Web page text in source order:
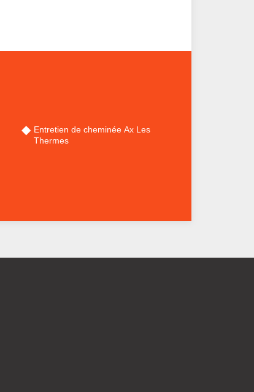
Entretien de cheminée Ax Les
Thermes